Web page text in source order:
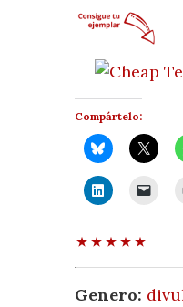
Compártelo:
Genero: